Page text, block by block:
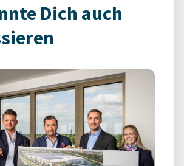
Dich auch